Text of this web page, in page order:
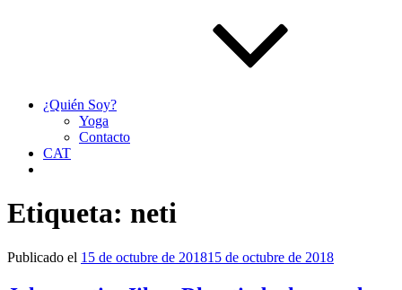
¿Quién Soy?
Yoga
Contacto
CAT
Etiqueta: neti
Publicado el 15 de octubre de 201815 de octubre de 2018